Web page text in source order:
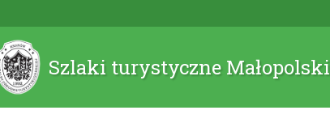
Szlaki turystyczne Małopolski